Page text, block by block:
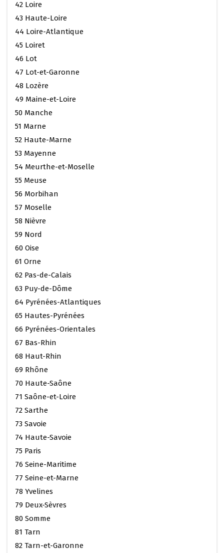
42 Loire
43 Haute-Loire
44 Loire-Atlantique
45 Loiret
46 Lot
47 Lot-et-Garonne
48 Lozère
49 Maine-et-Loire
50 Manche
51 Marne
52 Haute-Marne
53 Mayenne
54 Meurthe-et-Moselle
55 Meuse
56 Morbihan
57 Moselle
58 Nièvre
59 Nord
60 Oise
61 Orne
62 Pas-de-Calais
63 Puy-de-Dôme
64 Pyrénées-Atlantiques
65 Hautes-Pyrénées
66 Pyrénées-Orientales
67 Bas-Rhin
68 Haut-Rhin
69 Rhône
70 Haute-Saône
71 Saône-et-Loire
72 Sarthe
73 Savoie
74 Haute-Savoie
75 Paris
76 Seine-Maritime
77 Seine-et-Marne
78 Yvelines
79 Deux-Sèvres
80 Somme
81 Tarn
82 Tarn-et-Garonne